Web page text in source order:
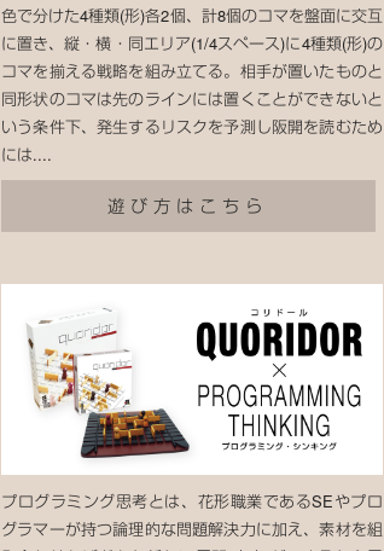
色で分けた4種類(形)各2個、計8個のコマを盤面に交互
に置き、縦・横・同エリア(1/4スペース)に4種類(形)の
コマを揃える戦略を組み立てる。相手が置いたものと
同形状のコマは先のラインには置くことができないと
いう条件下、発生するリスクを予測し阪開を読むため
には....
遊び方はこちら
プログラミング思考とは、花形職業であるSEやプロ
グラマーが持つ論理的な問題解決力に加え、素材を組